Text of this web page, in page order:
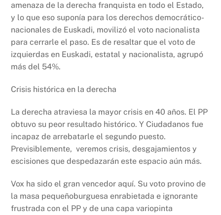
amenaza de la derecha franquista en todo el Estado,
y lo que eso suponía para los derechos democrático-
nacionales de Euskadi, movilizó el voto nacionalista
para cerrarle el paso. Es de resaltar que el voto de
izquierdas en Euskadi, estatal y nacionalista, agrupó
más del 54%.
Crisis histórica en la derecha
La derecha atraviesa la mayor crisis en 40 años. El PP
obtuvo su peor resultado histórico. Y Ciudadanos fue
incapaz de arrebatarle el segundo puesto.
Previsiblemente, veremos crisis, desgajamientos y
escisiones que despedazarán este espacio aún más.
Vox ha sido el gran vencedor aquí. Su voto provino de
la masa pequeñoburguesa enrabietada e ignorante
frustrada con el PP y de una capa variopinta